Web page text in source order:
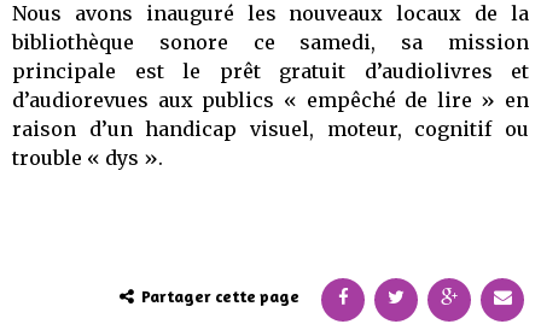
Nous avons inauguré les nouveaux locaux de la
bibliothèque sonore ce samedi, sa mission
principale est le prêt gratuit d’audiolivres et
d’audiorevues aux publics « empêché de lire » en
raison d’un handicap visuel, moteur, cognitif ou
trouble « dys ».
Partager cette page